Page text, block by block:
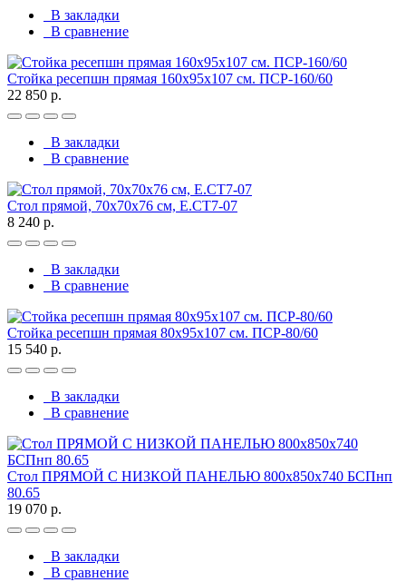
В закладки
В сравнение
Стойка ресепшн прямая 160х95х107 см. ПСР-160/60
22 850 р.
В закладки
В сравнение
Стол прямой, 70x70x76 см, Е.СТ7-07
8 240 р.
В закладки
В сравнение
Стойка ресепшн прямая 80х95х107 см. ПСР-80/60
15 540 р.
В закладки
В сравнение
Стол ПРЯМОЙ С НИЗКОЙ ПАНЕЛЬЮ 800х850х740 БСПнп
80.65
19 070 р.
В закладки
В сравнение